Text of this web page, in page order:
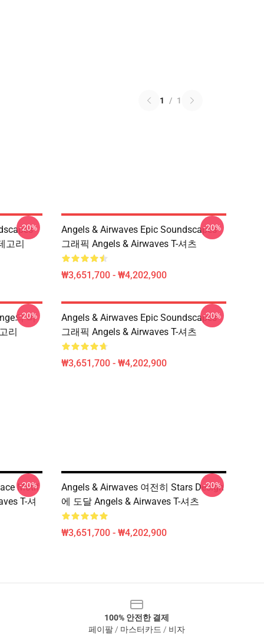
1 / 1
고리
-20%
Angels & Airwaves Epic Soundscapes
그래픽 Angels & Airwaves T-셔츠
₩3,651,700 - ₩4,202,900
-20%
의 비
리
-20%
Angels & Airwaves Epic Soundscapes
그래픽 Angels & Airwaves T-셔츠
₩3,651,700 - ₩4,202,900
-20%
Motif
T-셔
-20%
Angels & Airwaves 여전히 Stars Design
에 도달 Angels & Airwaves T-셔츠
₩3,651,700 - ₩4,202,900
-20%
100% 안전한 결제
페이팔 / 마스터카드 / 비자